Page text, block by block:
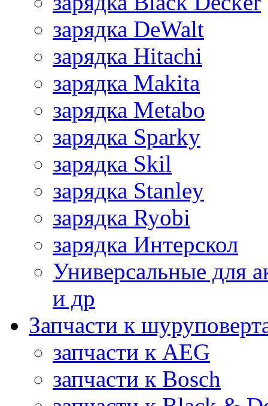
зарядка DeWalt
зарядка Hitachi
зарядка Makita
зарядка Metabo
зарядка Sparky
зарядка Skil
зарядка Stanley
зарядка Ryobi
зарядка Интерскол
Универсальные для
и др
Запчасти к
запчасти к AEG
запчасти к Bosch